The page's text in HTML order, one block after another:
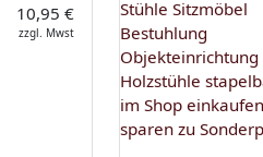
10,95 €
zzgl. Mwst